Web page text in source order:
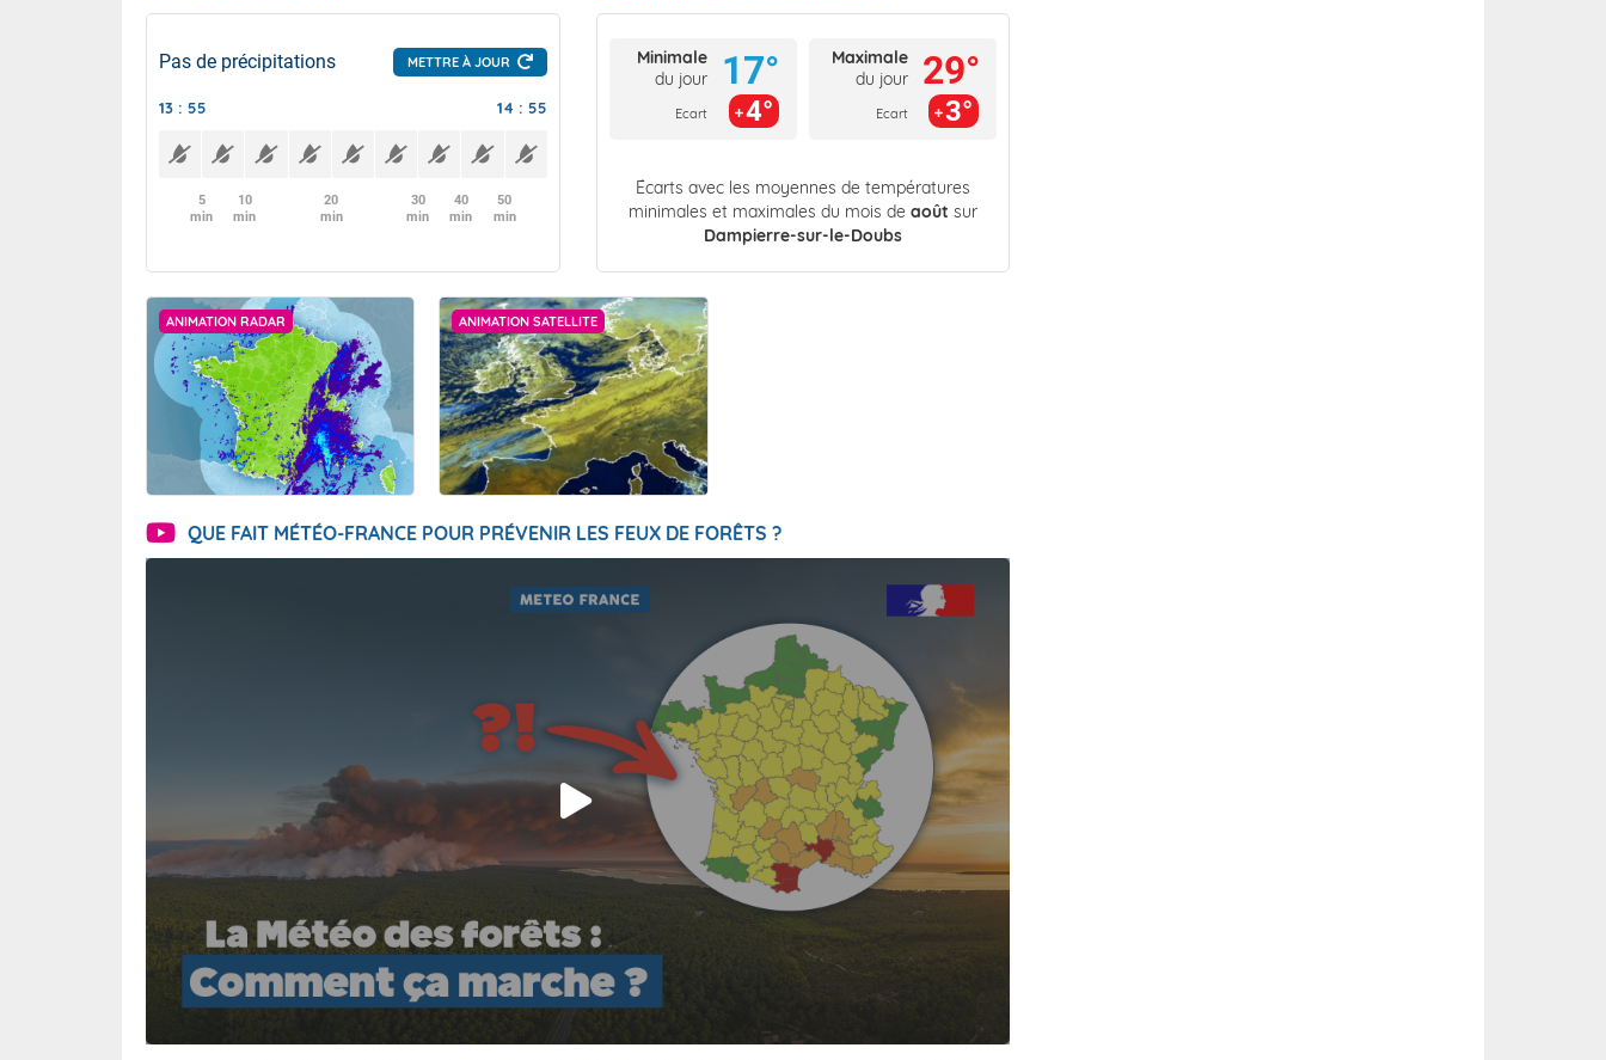
Pas de précipitations METTRE À JOUR
13 : 55 14 : 55
5
min
10
min
20
min
30
min
40
min
50
min
Minimale
du jour
Ecart
17°
4°
Maximale
du jour
Ecart
29°
3°
Écarts avec les moyennes de températures
minimales et maximales du mois de août sur
Dampierre-sur-le-Doubs
ANIMATION RADAR ANIMATION SATELLITE
QUE FAIT MÉTÉO-FRANCE POUR PRÉVENIR LES FEUX DE FORÊTS ?